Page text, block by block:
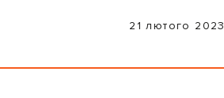
21 лютого 2023